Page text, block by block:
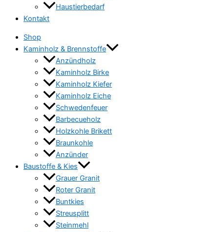
Haustierbedarf
Kontakt
Shop
Kaminholz & Brennstoffe
Anzündholz
Kaminholz Birke
Kaminholz Kiefer
Kaminholz Eiche
Schwedenfeuer
Barbecueholz
Holzkohle Brikett
Braunkohle
Anzünder
Baustoffe & Kies
Grauer Granit
Roter Granit
Buntkies
Streusplitt
Steinmehl